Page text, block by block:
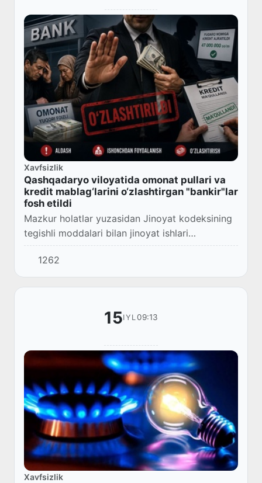
Xavfsizlik
Qashqadaryo viloyatida omonat pullari va
kredit mablag‘larini o‘zlashtirgan "bankir"lar
fosh etildi
Mazkur holatlar yuzasidan Jinoyat kodeksining
tegishli moddalari bilan jinoyat ishlari
qo‘zg‘atilib, tergov harakatlari olib borilmoqda.
1262
15IYL 09:13
Xavfsizlik